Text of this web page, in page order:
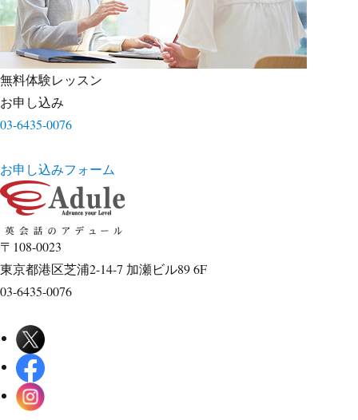
無料体験レッスン
お申し込み
03-6435-0076
お申し込みフォーム
〒108-0023
東京都港区芝浦2-14-7 加瀬ビル89 6F
03-6435-0076